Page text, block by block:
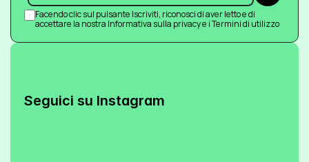
Facendo clic sul pulsante Iscriviti, riconosci di aver letto e di
accettare la nostra Informativa sulla privacy e i Termini di utilizzo
Seguici su Instagram